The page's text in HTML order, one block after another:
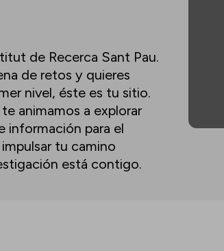
de Recerca Sant Pau.
de retos y quieres
nivel, éste es tu sitio.
animamos a explorar
información para el
tu camino
está contigo.